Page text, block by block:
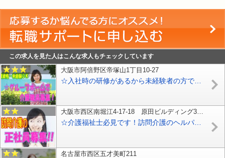
この求人を見た人はこんな求人もチェックしています
大阪市阿倍野区帝塚山1丁目10-27
大阪市西区南堀江4-17-18 原田ビルディング310号
☆介護福祉士必見です！訪問介護のヘルパーさん大募集♪大阪市西区の利用者様宅へ訪問しての介護業務♪生活リズムに合わせた働き方が出来るシフト制の勤務♪【大阪市西区】【正社員】【ID：1472-oni-kf-s-s】
名古屋市西区五才美町211